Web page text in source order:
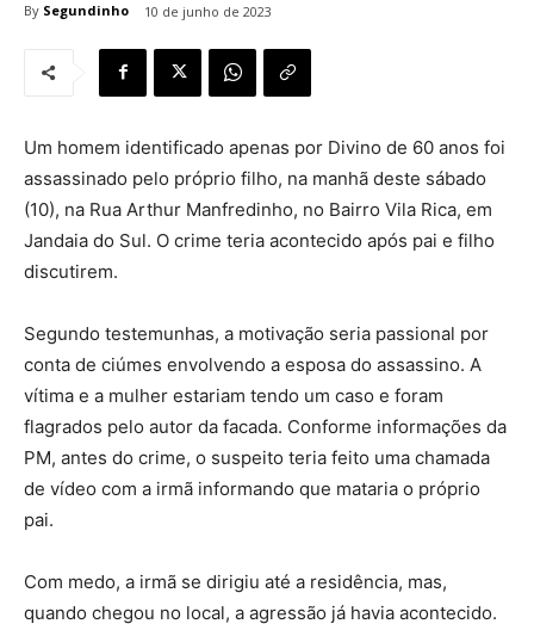
By Segundinho 10 de junho de 2023
Um homem identificado apenas por Divino de 60 anos foi
assassinado pelo próprio filho, na manhã deste sábado
(10), na Rua Arthur Manfredinho, no Bairro Vila Rica, em
Jandaia do Sul. O crime teria acontecido após pai e filho
discutirem.
Segundo testemunhas, a motivação seria passional por
conta de ciúmes envolvendo a esposa do assassino. A
vítima e a mulher estariam tendo um caso e foram
flagrados pelo autor da facada. Conforme informações da
PM, antes do crime, o suspeito teria feito uma chamada
de vídeo com a irmã informando que mataria o próprio
pai.
Com medo, a irmã se dirigiu até a residência, mas,
quando chegou no local, a agressão já havia acontecido.